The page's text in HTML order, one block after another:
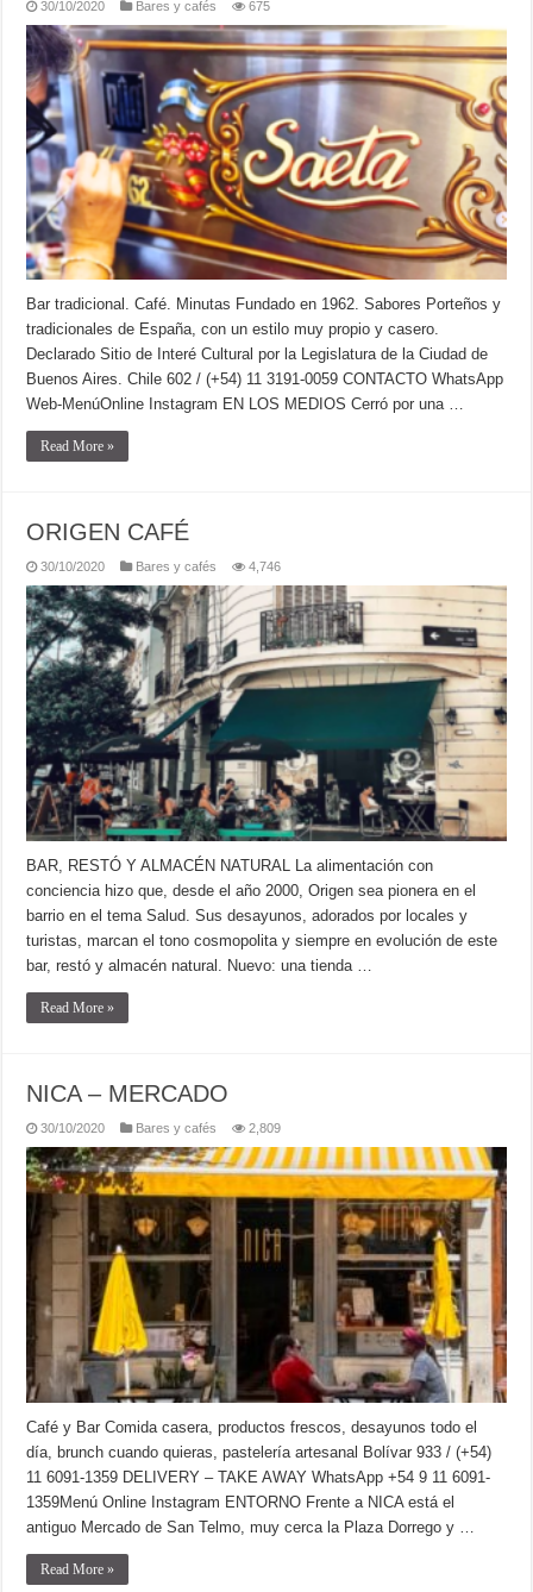
30/10/2020 Bares y cafés 675
Bar tradicional. Café. Minutas Fundado en 1962. Sabores Porteños y
tradicionales de España, con un estilo muy propio y casero.
Declarado Sitio de Interé Cultural por la Legislatura de la Ciudad de
Buenos Aires. Chile 602 / (+54) 11 3191-0059 CONTACTO WhatsApp
Web-MenúOnline Instagram EN LOS MEDIOS Cerró por una …
Read More »
ORIGEN CAFÉ
30/10/2020 Bares y cafés 4,746
BAR, RESTÓ Y ALMACÉN NATURAL La alimentación con
conciencia hizo que, desde el año 2000, Origen sea pionera en el
barrio en el tema Salud. Sus desayunos, adorados por locales y
turistas, marcan el tono cosmopolita y siempre en evolución de este
bar, restó y almacén natural. Nuevo: una tienda …
Read More »
NICA – MERCADO
30/10/2020 Bares y cafés 2,809
Café y Bar Comida casera, productos frescos, desayunos todo el
día, brunch cuando quieras, pastelería artesanal Bolívar 933 / (+54)
11 6091-1359 DELIVERY – TAKE AWAY WhatsApp +54 9 11 6091-
1359Menú Online Instagram ENTORNO Frente a NICA está el
antiguo Mercado de San Telmo, muy cerca la Plaza Dorrego y …
Read More »